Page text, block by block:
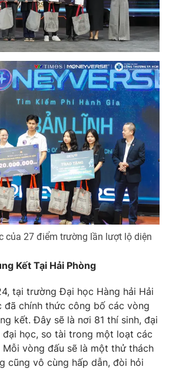
của 27 điểm trường lần lượt lộ diện
Kết Tại Hải Phòng
tại trường Đại học Hàng hải Hải
đã chính thức công bố các vòng
kết. Đây sẽ là nơi 81 thí sinh, đại
học, so tài trong một loạt các
vòng đấu sẽ là một thử thách
cũng vô cùng hấp dẫn, đòi hỏi